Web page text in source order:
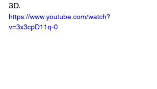
3D.
https://www.youtube.com/watch?
v=3x3cpD11q-0